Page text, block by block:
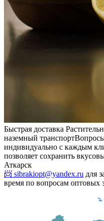
Быстрая доставка
наземный транспорт
индивидуально с каждым
позволяет сохранить
Аткарск
📨 sibrakiopt@yandex.ru для
время по вопросам оптовых